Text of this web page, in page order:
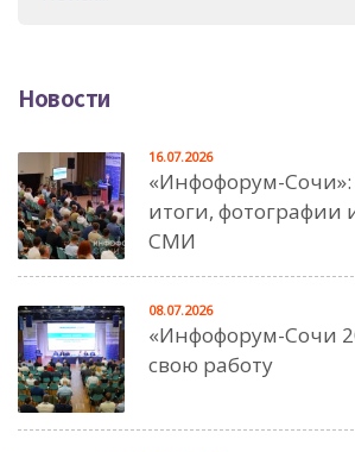
Новости
«Инфофорум-Сочи»:
итоги, фотографии
СМИ
16.07.2026
«Инфофорум-Сочи
свою работу
08.07.2026